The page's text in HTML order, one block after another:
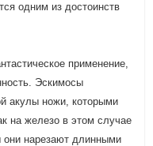
одним из достоинств
применение,
Эскимосы
акулы ножи, которыми
на железо в этом случае
они нарезают длинными